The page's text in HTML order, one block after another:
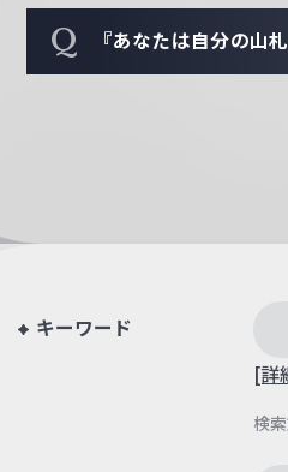
Q 『あなたは自分の山
キーワード
[詳
検